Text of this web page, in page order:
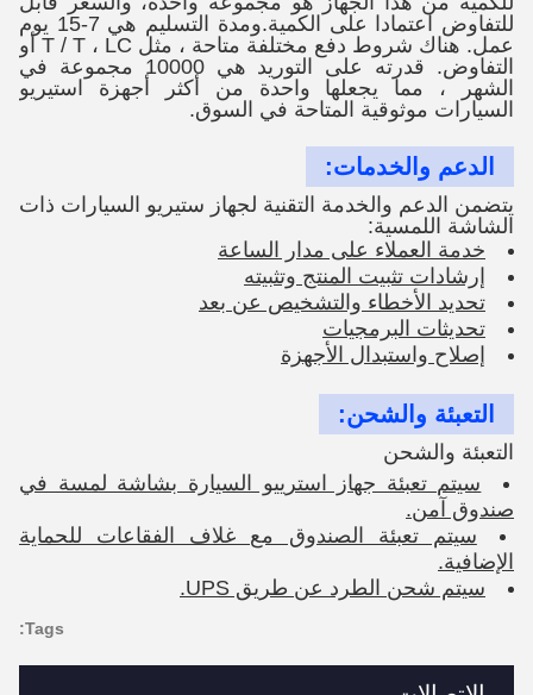
للتفاوض اعتمادا على الكمية.ومدة التسليم هي 7-15 يوم
عمل. هناك شروط دفع مختلفة متاحة ، مثل T / T ، LC أو
التفاوض. قدرته على التوريد هي 10000 مجموعة في
الشهر ، مما يجعلها واحدة من أكثر أجهزة استيريو
السيارات موثوقية المتاحة في السوق.
الدعم والخدمات:
يتضمن الدعم والخدمة التقنية لجهاز ستيريو السيارات ذات
الشاشة اللمسية:
خدمة العملاء على مدار الساعة
إرشادات تثبيت المنتج وتثبيته
تحديد الأخطاء والتشخيص عن بعد
تحديثات البرمجيات
إصلاح واستبدال الأجهزة
التعبئة والشحن:
التعبئة والشحن
سيتم تعبئة جهاز استرييو السيارة بشاشة لمسة في
صندوق آمن.
سيتم تعبئة الصندوق مع غلاف الفقاعات للحماية
الإضافية.
سيتم شحن الطرد عن طريق UPS.
Tags: